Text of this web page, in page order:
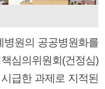
원의 공공병원화를
심의위원회(건정심)
급한 과제로 지적된